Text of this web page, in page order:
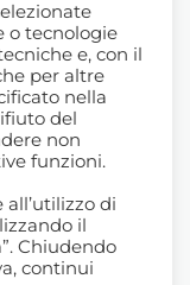
o tecnologie
e, con il
per altre
nella
del
non
funzioni.
di
il
Chiudendo
continui